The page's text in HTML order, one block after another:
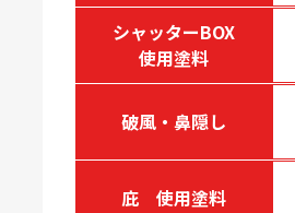
シャッターBOX
使用塗料
破風・鼻隠し
庇 使用塗料